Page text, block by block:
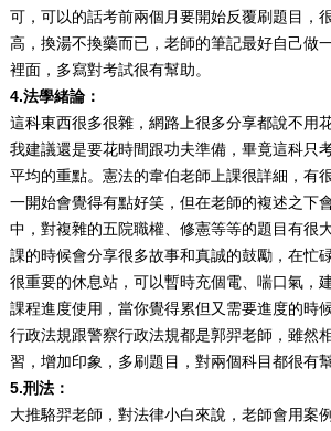
可，可以的話考前兩個月要開始反覆刷題目，
高，換湯不換藥而已，老師的筆記最好自己做
裡面，多寫對考試很有幫助。
4.法學緒論：
這科東西很多很雜，網路上很多分享都說不用
我建議還是要花時間跟功夫準備，畢竟這科只
平均的重點。憲法的韋伯老師上課很詳細，有
一開始會覺得有點好笑，但在老師的複述之下
中，對複雜的五院職權、修憲等等的題目有很
課的時候會分享很多故事和真誠的鼓勵，在忙
很重要的休息站，可以暫時充個電、喘口氣，
課程進度使用，當你覺得累但又需要進度的時
行政法規跟警察行政法規都是郭羿老師，雖然
習，增加印象，多刷題目，對兩個科目都很有幫
5.刑法：
大推駱羿老師，對法律小白來說，老師會用案